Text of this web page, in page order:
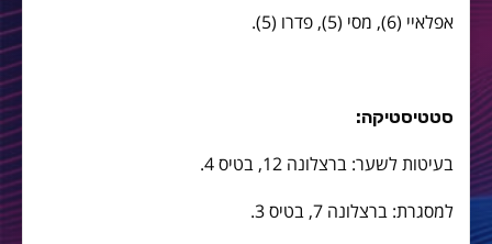
אפלאיי (6), מסי (5), פדרו (5).
סטטיסטיקה:
בעיטות לשער: ברצלונה 12, בטיס 4.
למסגרת: ברצלונה 7, בטיס 3.